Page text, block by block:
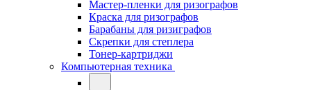
Мастер-пленки для ризографов
Краска для ризографов
Барабаны для ризиграфов
Скрепки для степлера
Тонер-картриджи
Компьютерная техника